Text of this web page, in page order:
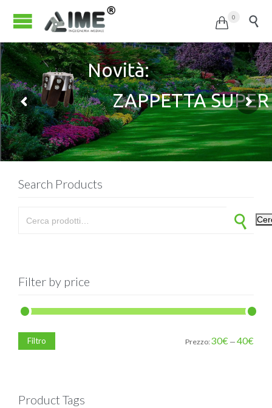
 0 
ZAPPETTA SUPER
Novità:
Search Products
Filter by price
Filtro Prezzo:30€ — 40€
Product Tags